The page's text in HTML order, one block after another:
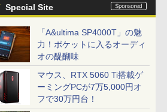
Special Site
「A&ultima SP4000T」の魅
力！ポケットに入るオーディ
オの醍醐味
マウス、RTX 5060 Ti搭載ゲ
ーミングPCが7万5,000円オ
フで30万円台！